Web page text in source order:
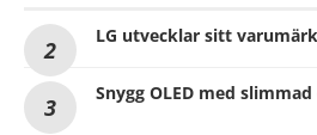
LG utvecklar sitt
Snygg OLED med